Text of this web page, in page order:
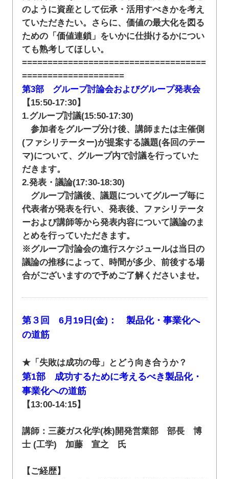
のように資産として伝承・活用すべきかを考え
ていただきたい。さらに、価値の最大化を図る
ための「価値連鎖」をいかに仕掛けるかについ
ても熟考してほしい。
====================================
====================
第3部 グループ討論会およびグループ発表会
【15:50-17:30】
1.グループ討議(15:50-17:30)
参加者をグループ分け後、講師または主催側
(ファシリテーター)が提案する議題(各回のテー
マ)について、グループ内で討議を行っていた
だきます。
2.発表・議論(17:30-18:30)
グループ討議後、議題についてグループ毎に
代表者が発表を行い、発表後、ファシリテータ
ーおよび講師等から発表内容について議論のま
とめを行っていただきます。
※グループ討論会の進行スケジュールは当日の
議論の推移によって、時間が多少、前後する場
合がございますので予めご了解くださいませ。
第３回 6月19日(金)： 製品化・事業化へ
の道筋
★「失敗は成功の母」とどう向き合うか？
第1部 成功するために考えるべき製品化・
事業化への道筋
【13:00-14:15】
講師：三菱ガス化学(株)開発営業部 部長 博
士 (工学) 加藤 宣之 氏
【ご経歴】